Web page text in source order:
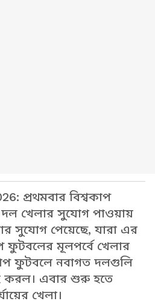
প্রথমবার বিশ্বকাপ
খেলার সুযোগ পাওয়ায়
সুযোগ পেয়েছে, যারা এর
মূলপর্বে খেলার
ফুটবলে নবাগত দলগুলি
করল। এবার শুরু হতে
খেলা।